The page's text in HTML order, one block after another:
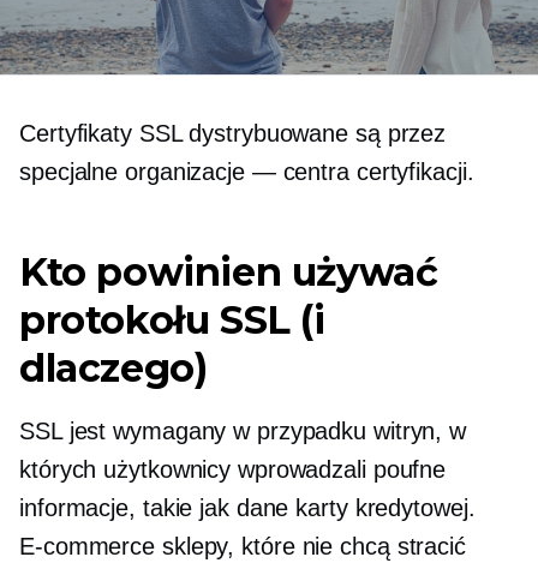
Certyfikaty SSL dystrybuowane są przez
specjalne organizacje — centra certyfikacji.
Kto powinien używać
protokołu SSL (i
dlaczego)
SSL jest wymagany w przypadku witryn, w
których użytkownicy wprowadzali poufne
informacje, takie jak dane karty kredytowej.
E-commerce sklepy, które nie chcą stracić